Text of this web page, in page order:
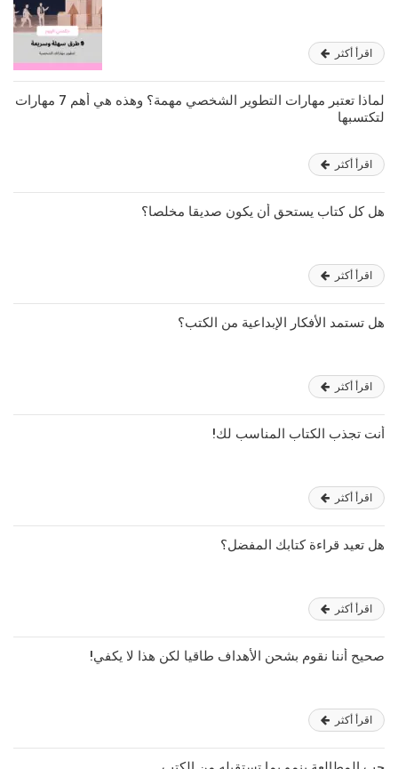
اقرأ أكثر
لماذا تعتبر مهارات التطوير الشخصي مهمة؟ وهذه هي أهم 7 مهارات
لتكتسبها
اقرأ أكثر
هل كل كتاب يستحق أن يكون صديقا مخلصا؟
اقرأ أكثر
هل تستمد الأفكار الإبداعية من الكتب؟
اقرأ أكثر
أنت تجذب الكتاب المناسب لك!
اقرأ أكثر
هل تعيد قراءة كتابك المفضل؟
اقرأ أكثر
صحيح أننا نقوم بشحن الأهداف طاقيا لكن هذا لا يكفي!
اقرأ أكثر